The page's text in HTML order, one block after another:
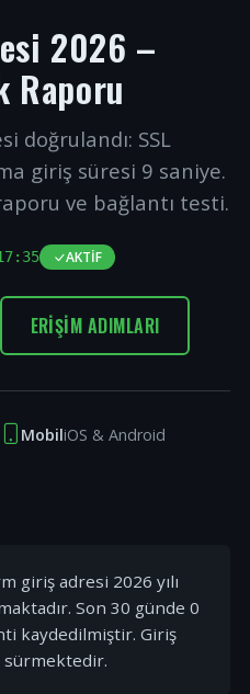
2026 –
Raporu
doğrulandı: SSL
giriş süresi 9 saniye.
ve bağlantı testi.
AKTIF
ERIŞIM ADIMLARI
MobiliOS & Android
giriş adresi 2026 yılı
Son 30 günde 0
kaydedilmiştir. Giriş
sürmektedir.